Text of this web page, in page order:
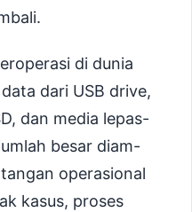
di dunia
dari USB drive,
dan media lepas-
besar diam-
operasional
kasus, proses